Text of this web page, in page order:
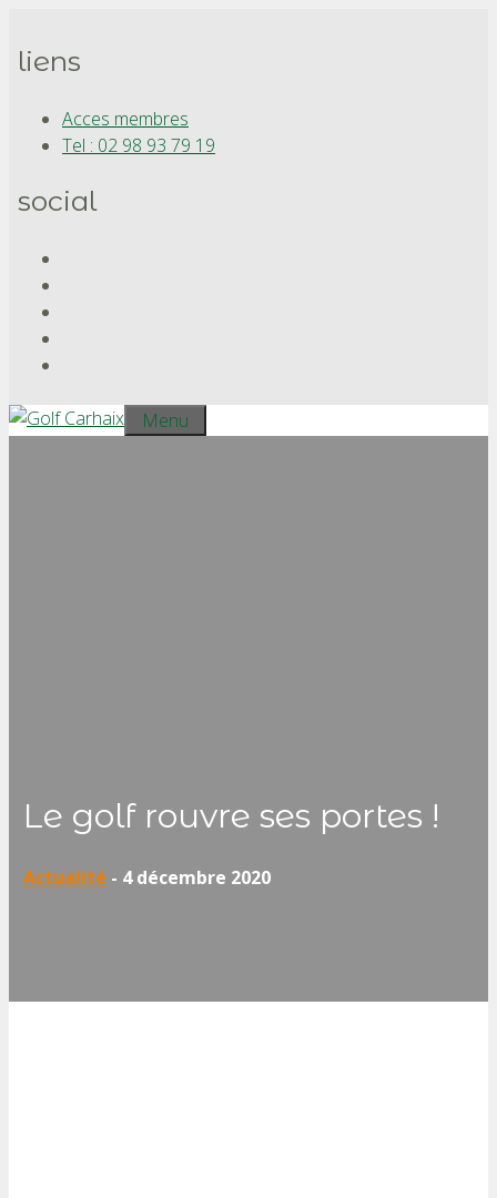
au
contenu
liens
Acces membres
Tel : 02 98 93 79 19
social
Menu
Le golf rouvre ses portes !
Actualité - 4 décembre 2020